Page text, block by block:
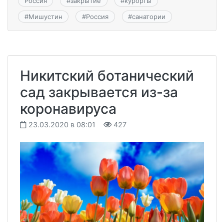
#Мишустин #Россия #санатории
Никитский ботанический
сад закрывается из-за
коронавируса
23.03.2020 в 08:01 427